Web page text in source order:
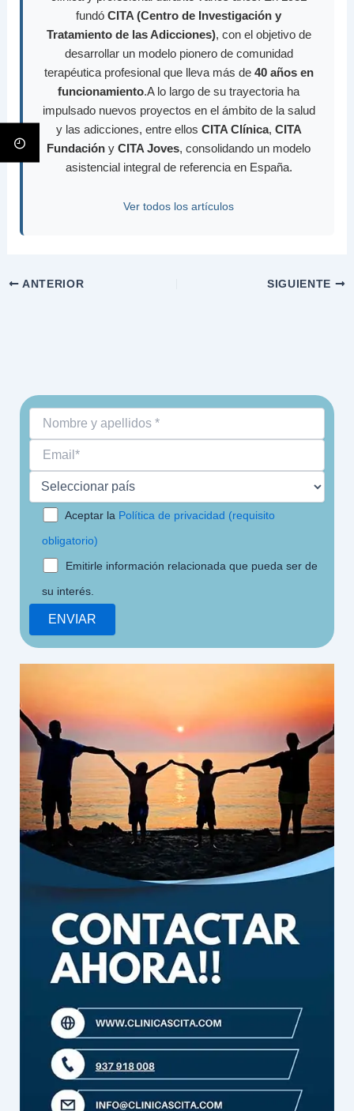
fundó CITA (Centro de Investigación y
Tratamiento de las Adicciones), con el objetivo de
desarrollar un modelo pionero de comunidad
terapéutica profesional que lleva más de 40 años en
funcionamiento.A lo largo de su trayectoria ha
impulsado nuevos proyectos en el ámbito de la salud
y las adicciones, entre ellos CITA Clínica, CITA
Fundación y CITA Joves, consolidando un modelo
asistencial integral de referencia en España.
Ver todos los artículos
ANTERIOR SIGUIENTE
Aceptar la Política de privacidad (requisito
obligatorio)
Emitirle información relacionada que pueda ser de
su interés.